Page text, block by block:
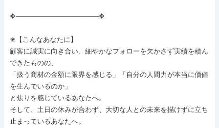
✥─────────────────✥
✬【こんなあなたに】
顧客に誠実に向き合い、細やかなフォローを欠かさず実績を積ん
できたものの、
「扱う商材の金額に限界を感じる」「自分の人間力が本当に価値
を生んでいるのか」
と焦りを感じているあなたへ。
そして、土日の休みが合わず、大切な人との未来を描けずに立ち
止まっているあなたへ。